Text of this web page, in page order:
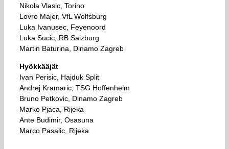
Nikola Vlasic, Torino
Lovro Majer, VfL Wolfsburg
Luka Ivanusec, Feyenoord
Luka Sucic, RB Salzburg
Martin Baturina, Dinamo Zagreb
Hyökkääjät
Ivan Perisic, Hajduk Split
Andrej Kramaric, TSG Hoffenheim
Bruno Petkovic, Dinamo Zagreb
Marko Pjaca, Rijeka
Ante Budimir, Osasuna
Marco Pasalic, Rijeka